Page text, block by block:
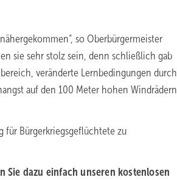
so Oberbürgermeister
sie sehr stolz sein, denn schließlich gab
veränderte Lernbedingungen durch
auf den 100 Meter hohen Windrädern
für Bürgerkriegsgeflüchtete zu
Sie dazu einfach unseren kostenlosen